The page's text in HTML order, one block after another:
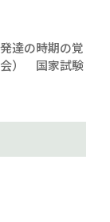
達の時期の覚
会） 国家試験